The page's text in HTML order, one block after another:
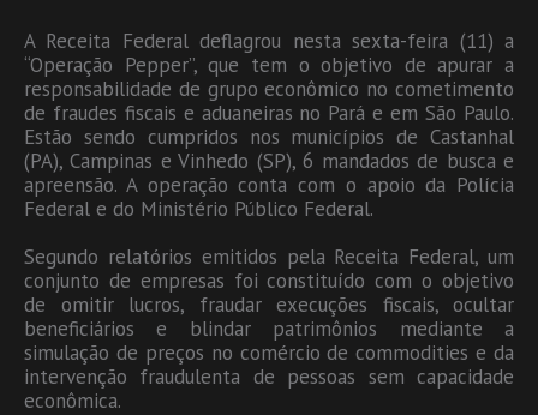
A Receita Federal deflagrou nesta sexta-feira (11) a
“Operação Pepper”, que tem o objetivo de apurar a
responsabilidade de grupo econômico no cometimento
de fraudes fiscais e aduaneiras no Pará e em São Paulo.
Estão sendo cumpridos nos municípios de Castanhal
(PA), Campinas e Vinhedo (SP), 6 mandados de busca e
apreensão. A operação conta com o apoio da Polícia
Federal e do Ministério Público Federal.
Segundo relatórios emitidos pela Receita Federal, um
conjunto de empresas foi constituído com o objetivo
de omitir lucros, fraudar execuções fiscais, ocultar
beneficiários e blindar patrimônios mediante a
simulação de preços no comércio de commodities e da
intervenção fraudulenta de pessoas sem capacidade
econômica.